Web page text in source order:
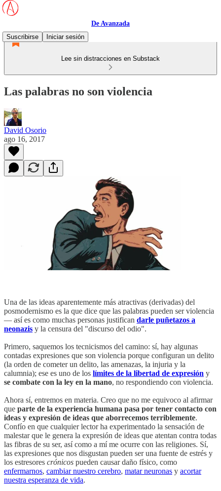
De Avanzada
Suscribirse
Iniciar sesión
Lee sin distracciones en Substack
Las palabras no son violencia
David Osorio
ago 16, 2017
Una de las ideas aparentemente más atractivas (derivadas) del
posmodernismo es la que dice que las palabras pueden ser violencia
— así es como muchas personas justifican darle puñetazos a
neonazis y la censura del "discurso del odio".
Primero, saquemos los tecnicismos del camino: sí, hay algunas
contadas expresiones que son violencia porque configuran un delito
(la orden de cometer un delito, las amenazas, la injuria y la
calumnia); ese es uno de los límites de la libertad de expresión y
se combate con la ley en la mano, no respondiendo con violencia.
Ahora sí, entremos en materia. Creo que no me equivoco al afirmar
que parte de la experiencia humana pasa por tener contacto con
ideas y expresión de ideas que aborrecemos terriblemente.
Confío en que cualquier lector ha experimentado la sensación de
malestar que le genera la expresión de ideas que atentan contra todas
las fibras de su ser, así como a mí me ocurre con las religiones. Sí,
las expresiones que nos disgustan pueden ser una fuente de estrés y
los estresores crónicos pueden causar daño físico, como
enfermarnos, cambiar nuestro cerebro, matar neuronas y acortar
nuestra esperanza de vida.